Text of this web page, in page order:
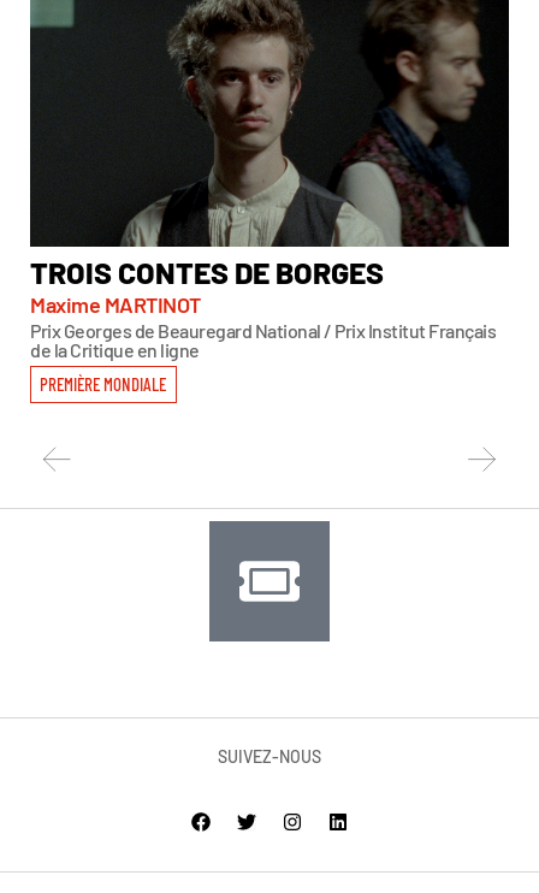
TROIS CONTES DE BORGES
Maxime MARTINOT
Prix Georges de Beauregard National / Prix Institut Français
de la Critique en ligne
PREMIÈRE MONDIALE
SUIVEZ-NOUS